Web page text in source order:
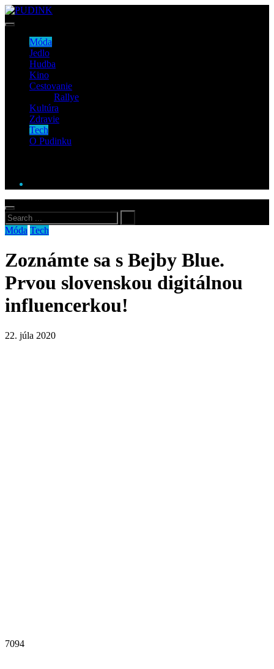
Móda
Jedlo
Hudba
Kino
Cestovanie
Rallye
Kultúra
Zdravie
Tech
O Pudinku
Móda Tech
Zoznámte sa s Bejby Blue.
Prvou slovenskou digitálnou
influencerkou!
22. júla 2020
7094